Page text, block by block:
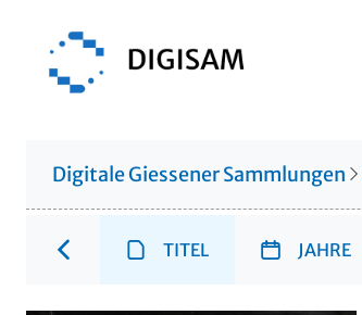
Digitale Giessener Sammlungen
TITEL JAHRE